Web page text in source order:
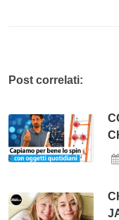
Post correlati: